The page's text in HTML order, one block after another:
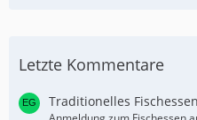
Letzte Kommentare
Traditionelles